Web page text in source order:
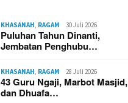
KHASANAH, RAGAM 30 Juli 2026
Puluhan Tahun Dinanti,
Jembatan Penghubu…
KHASANAH, RAGAM 28 Juli 2026
43 Guru Ngaji, Marbot Masjid,
dan Dhuafa…